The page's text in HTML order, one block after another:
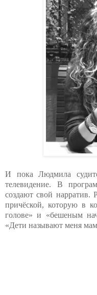
И пока Людмила
телевидение. В
создают свой нарратив.
причёской, которую в
голове» и «бешеным
«Дети называют меня